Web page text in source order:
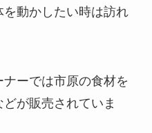
動かしたい時は訪れ
ーでは市原の食材を
が販売されていま